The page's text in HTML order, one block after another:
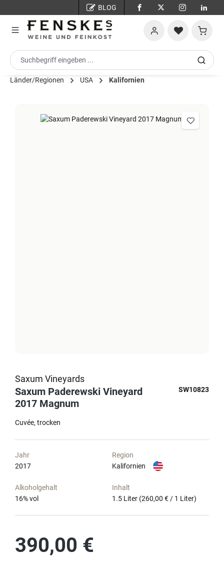
BLOG
Länder/Regionen USA Kalifornien
Saxum Vineyards
Saxum Paderewski Vineyard
2017 Magnum
SW10823
Cuvée trocken
Jahr
2017
Region
Kalifornien
Alkoholgehalt
16% vol
Inhalt
1.5 Liter (260,00 € / 1 Liter)
390,00 €